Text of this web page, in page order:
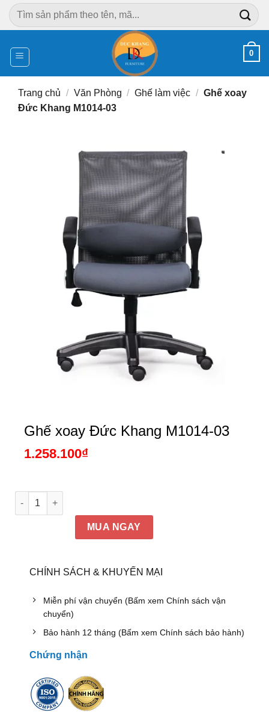
Chuyển
đến
dung
Tìm
kiếm:
0
Trang chủ / Văn Phòng / Ghế làm việc / Ghế xoay
Đức Khang M1014-03
Ghế xoay Đức Khang M1014-03
1.258.100₫
Ghế xoay Đức Khang M1014-03 số lượng
MUA NGAY
CHÍNH SÁCH & KHUYẾN MẠI
Miễn phí vận chuyển (Bấm xem Chính sách vận
chuyển)
Bảo hành 12 tháng (Bấm xem Chính sách bảo hành)
Chứng nhận